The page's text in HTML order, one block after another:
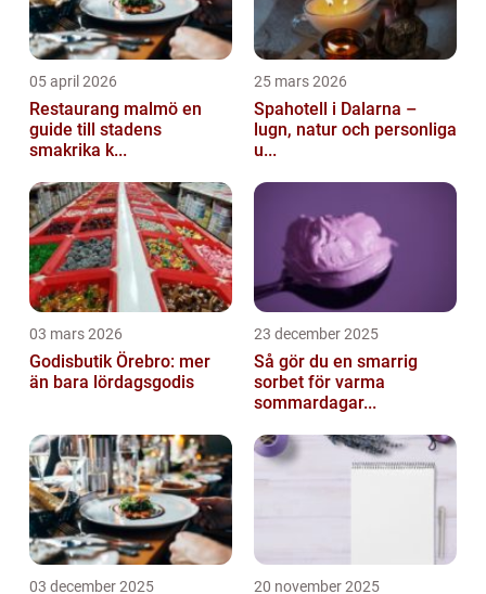
05 april 2026
Restaurang malmö en
guide till stadens
smakrika k...
25 mars 2026
Spahotell i Dalarna –
lugn, natur och personliga
u...
03 mars 2026
Godisbutik Örebro: mer
än bara lördagsgodis
23 december 2025
Så gör du en smarrig
sorbet för varma
sommardagar...
03 december 2025 20 november 2025